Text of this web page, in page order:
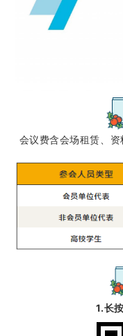
会议费含会场租赁、
1.长